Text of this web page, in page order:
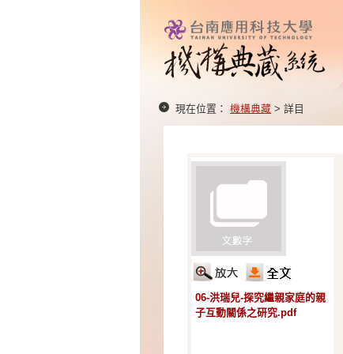
現在位置： 機構典藏 > 詳目
06-洪瑞兒-探究繼親家庭的親
子互動關係之研究.pdf